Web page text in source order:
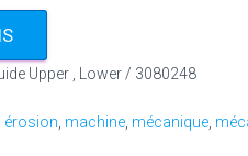
Upper , Lower / 3080248
érosion machine mécanique